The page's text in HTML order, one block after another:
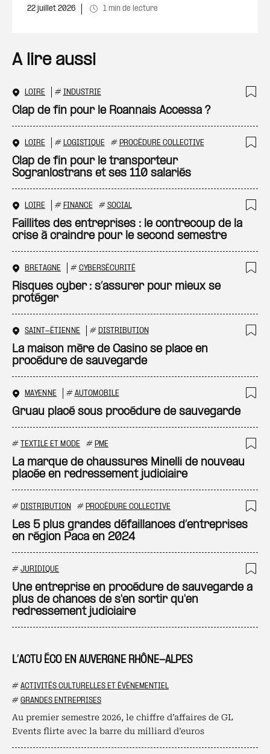
L’ACTU ÉCO EN AUVERGNE RHÔNE-ALPES
# ACTIVITÉS CULTURELLES ET ÉVÉNEMENTIEL
# GRANDES ENTREPRISES
Au premier semestre 2026, le chiffre d’affaires de GL
Events flirte avec la barre du milliard d’euros
22 juillet 2026 1 min de lecture
A lire aussi
LOIRE # INDUSTRIE
Clap de fin pour le Roannais Accessa ?
LOIRE # LOGISTIQUE # PROCÉDURE COLLECTIVE
Clap de fin pour le transporteur
Sogranlostrans et ses 110 salariés
LOIRE # FINANCE # SOCIAL
Faillites des entreprises : le contrecoup de la
crise à craindre pour le second semestre
BRETAGNE # CYBERSÉCURITÉ
Risques cyber : s’assurer pour mieux se
protéger
SAINT-ÉTIENNE # DISTRIBUTION
La maison mère de Casino se place en
procédure de sauvegarde
MAYENNE # AUTOMOBILE
Gruau placé sous procédure de sauvegarde
# TEXTILE ET MODE # PME
La marque de chaussures Minelli de nouveau
placée en redressement judiciaire
# DISTRIBUTION # PROCÉDURE COLLECTIVE
Les 5 plus grandes défaillances d’entreprises
en région Paca en 2024
# JURIDIQUE
Une entreprise en procédure de sauvegarde a
plus de chances de s'en sortir qu'en
redressement judiciaire